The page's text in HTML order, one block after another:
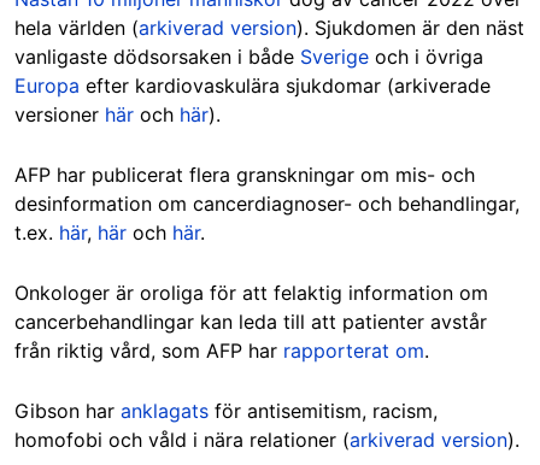
hela världen (arkiverad version). Sjukdomen är den näst
vanligaste dödsorsaken i både Sverige och i övriga
Europa efter kardiovaskulära sjukdomar (arkiverade
versioner här och här).
AFP har publicerat flera granskningar om mis- och
desinformation om cancerdiagnoser- och behandlingar,
t.ex. här, här och här.
Onkologer är oroliga för att felaktig information om
cancerbehandlingar kan leda till att patienter avstår
från riktig vård, som AFP har rapporterat om.
Gibson har anklagats för antisemitism, racism,
homofobi och våld i nära relationer (arkiverad version).